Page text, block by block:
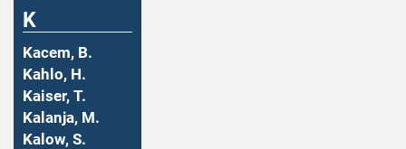
K
Kacem, B.
Kahlo, H.
Kaiser, T.
Kalanja, M.
Kalow, S.